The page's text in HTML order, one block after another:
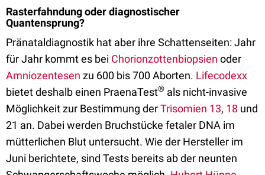
Rasterfahndung oder diagnostischer
Quantensprung?
Pränataldiagnostik hat aber ihre Schattenseiten: Jahr
für Jahr kommt es bei Chorionzottenbiopsien oder
Amniozentesen zu 600 bis 700 Aborten. Lifecodexx
bietet deshalb einen PraenaTest® als nicht-invasive
Möglichkeit zur Bestimmung derTrisomien 13, 18 und
21 an. Dabei werden Bruchstücke fetaler DNA im
mütterlichen Blut untersucht. Wie der Hersteller im
Juni berichtete, sind Tests bereits ab der neunten